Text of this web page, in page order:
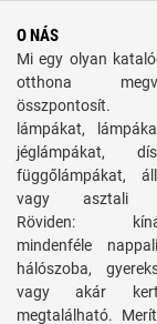
O NÁS
Mi egy olyan
otthona
összpontosít.
lámpákat,
jéglámpákat,
függőlámpákat,
vagy asztali
Röviden:
mindenféle
hálószoba,
vagy akár
megtalálható.